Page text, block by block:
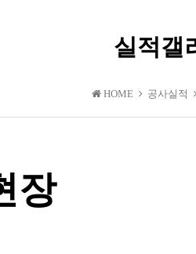
실적갤
HOME 공사실적
장